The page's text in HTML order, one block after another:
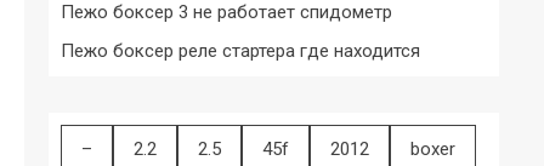
Пежо боксер 3 не работает спидометр
Пежо боксер реле стартера где находится
– 2.2 2.5 45f 2012 boxer